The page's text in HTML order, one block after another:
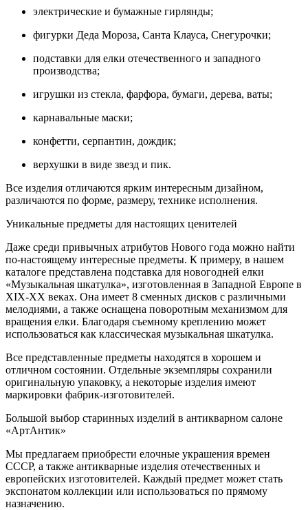
электрические и бумажные гирлянды;
фигурки Деда Мороза, Санта Клауса, Снегурочки;
подставки для елки отечественного и западного
производства;
игрушки из стекла, фарфора, бумаги, дерева, ваты;
карнавальные маски;
конфетти, серпантин, дождик;
верхушки в виде звезд и пик.
Все изделия отличаются ярким интересным дизайном,
различаются по форме, размеру, технике исполнения.
Уникальные предметы для настоящих ценителей
Даже среди привычных атрибутов Нового года можно найти
по-настоящему интересные предметы. К примеру, в нашем
каталоге представлена подставка для новогодней елки
«Музыкальная шкатулка», изготовленная в Западной Европе в
XIX-XX веках. Она имеет 8 сменных дисков с различными
мелодиями, а также оснащена поворотным механизмом для
вращения елки. Благодаря съемному креплению может
использоваться как классическая музыкальная шкатулка.
Все представленные предметы находятся в хорошем и
отличном состоянии. Отдельные экземпляры сохранили
оригинальную упаковку, а некоторые изделия имеют
маркировки фабрик-изготовителей.
Большой выбор старинных изделий в антикварном салоне
«АртАнтик»
Мы предлагаем приобрести елочные украшения времен
СССР, а также антикварные изделия отечественных и
европейских изготовителей. Каждый предмет может стать
экспонатом коллекции или использоваться по прямому
назначению.